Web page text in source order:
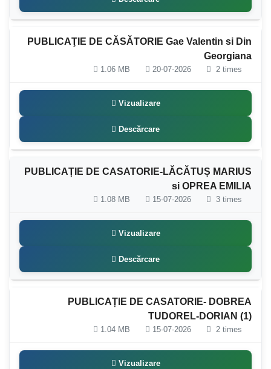
PUBLICAŢIE DE CĂSĂTORIE Gae Valentin si Din
Georgiana
1.06 MB 20-07-2026 2 times
Vizualizare
Descărcare
PUBLICAȚIE DE CASATORIE-LĂCĂTUȘ MARIUS
si OPREA EMILIA
1.08 MB 15-07-2026 3 times
Vizualizare
Descărcare
PUBLICAȚIE DE CASATORIE- DOBREA
TUDOREL-DORIAN (1)
1.04 MB 15-07-2026 2 times
Vizualizare